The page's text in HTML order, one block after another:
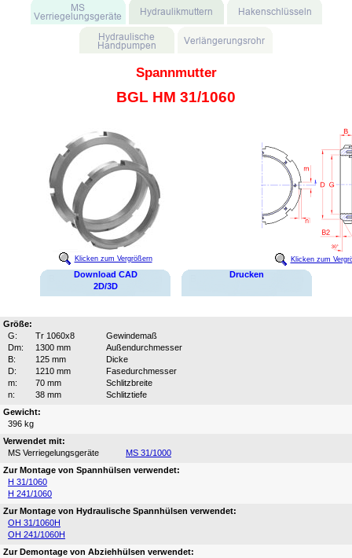
Spannmutter
BGL HM 31/1060
Klicken zum Vergrößern Klicken zum
Download CAD
2D/3D
Drucken
Größe:
G:
Tr 1060x8
Gewindemaß
Dm:
1300 mm
Außendurchmesser
B:
125 mm
Dicke
D:
1210 mm
Fasedurchmesser
m:
70 mm
Schlitzbreite
n:
38 mm
Schlitztiefe
Gewicht:
396 kg
Verwendet mit:
MS Verriegelungsgeräte
MS 31/1000
Zur Montage von Spannhülsen verwendet:
H 31/1060
H 241/1060
Zur Montage von Hydraulische Spannhülsen verwendet:
OH 31/1060H
OH 241/1060H
Zur Demontage von Abziehhülsen verwendet: